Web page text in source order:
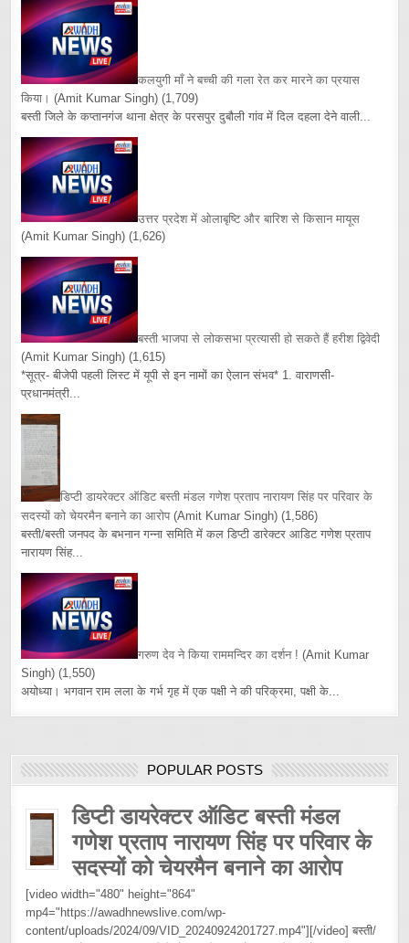
कलयुगी माँ ने बच्ची की गला रेत कर मारने का प्रयास
किया। (Amit Kumar Singh) (1,709)
बस्ती जिले के कप्तानगंज थाना क्षेत्र के परसपुर दुबौली गांव में दिल दहला देने वाली...
उत्तर प्रदेश में ओलाबृष्टि और बारिश से किसान मायूस
(Amit Kumar Singh) (1,626)
बस्ती भाजपा से लोकसभा प्रत्यासी हो सकते हैं हरीश द्विवेदी
(Amit Kumar Singh) (1,615)
*सूत्र- बीजेपी पहली लिस्ट में यूपी से इन नामों का ऐलान संभव* 1. वाराणसी-
प्रधानमंत्री...
डिप्टी डायरेक्टर ऑडिट बस्ती मंडल गणेश प्रताप नारायण सिंह पर परिवार के
सदस्यों को चेयरमैन बनाने का आरोप (Amit Kumar Singh) (1,586)
बस्ती/बस्ती जनपद के बभनान गन्ना समिति में कल डिप्टी डारेक्टर आडिट गणेश प्रताप
नारायण सिंह...
गरुण देव ने किया राममन्दिर का दर्शन ! (Amit Kumar
Singh) (1,550)
अयोध्या। भगवान राम लला के गर्भ गृह में एक पक्षी ने की परिक्रमा, पक्षी के...
POPULAR POSTS
डिप्टी डायरेक्टर ऑडिट बस्ती मंडल
गणेश प्रताप नारायण सिंह पर परिवार के
सदस्यों को चेयरमैन बनाने का आरोप
[video width="480" height="864"
mp4="https://awadhnewslive.com/wp-
content/uploads/2024/09/VID_20240924201727.mp4"][/video] बस्ती/